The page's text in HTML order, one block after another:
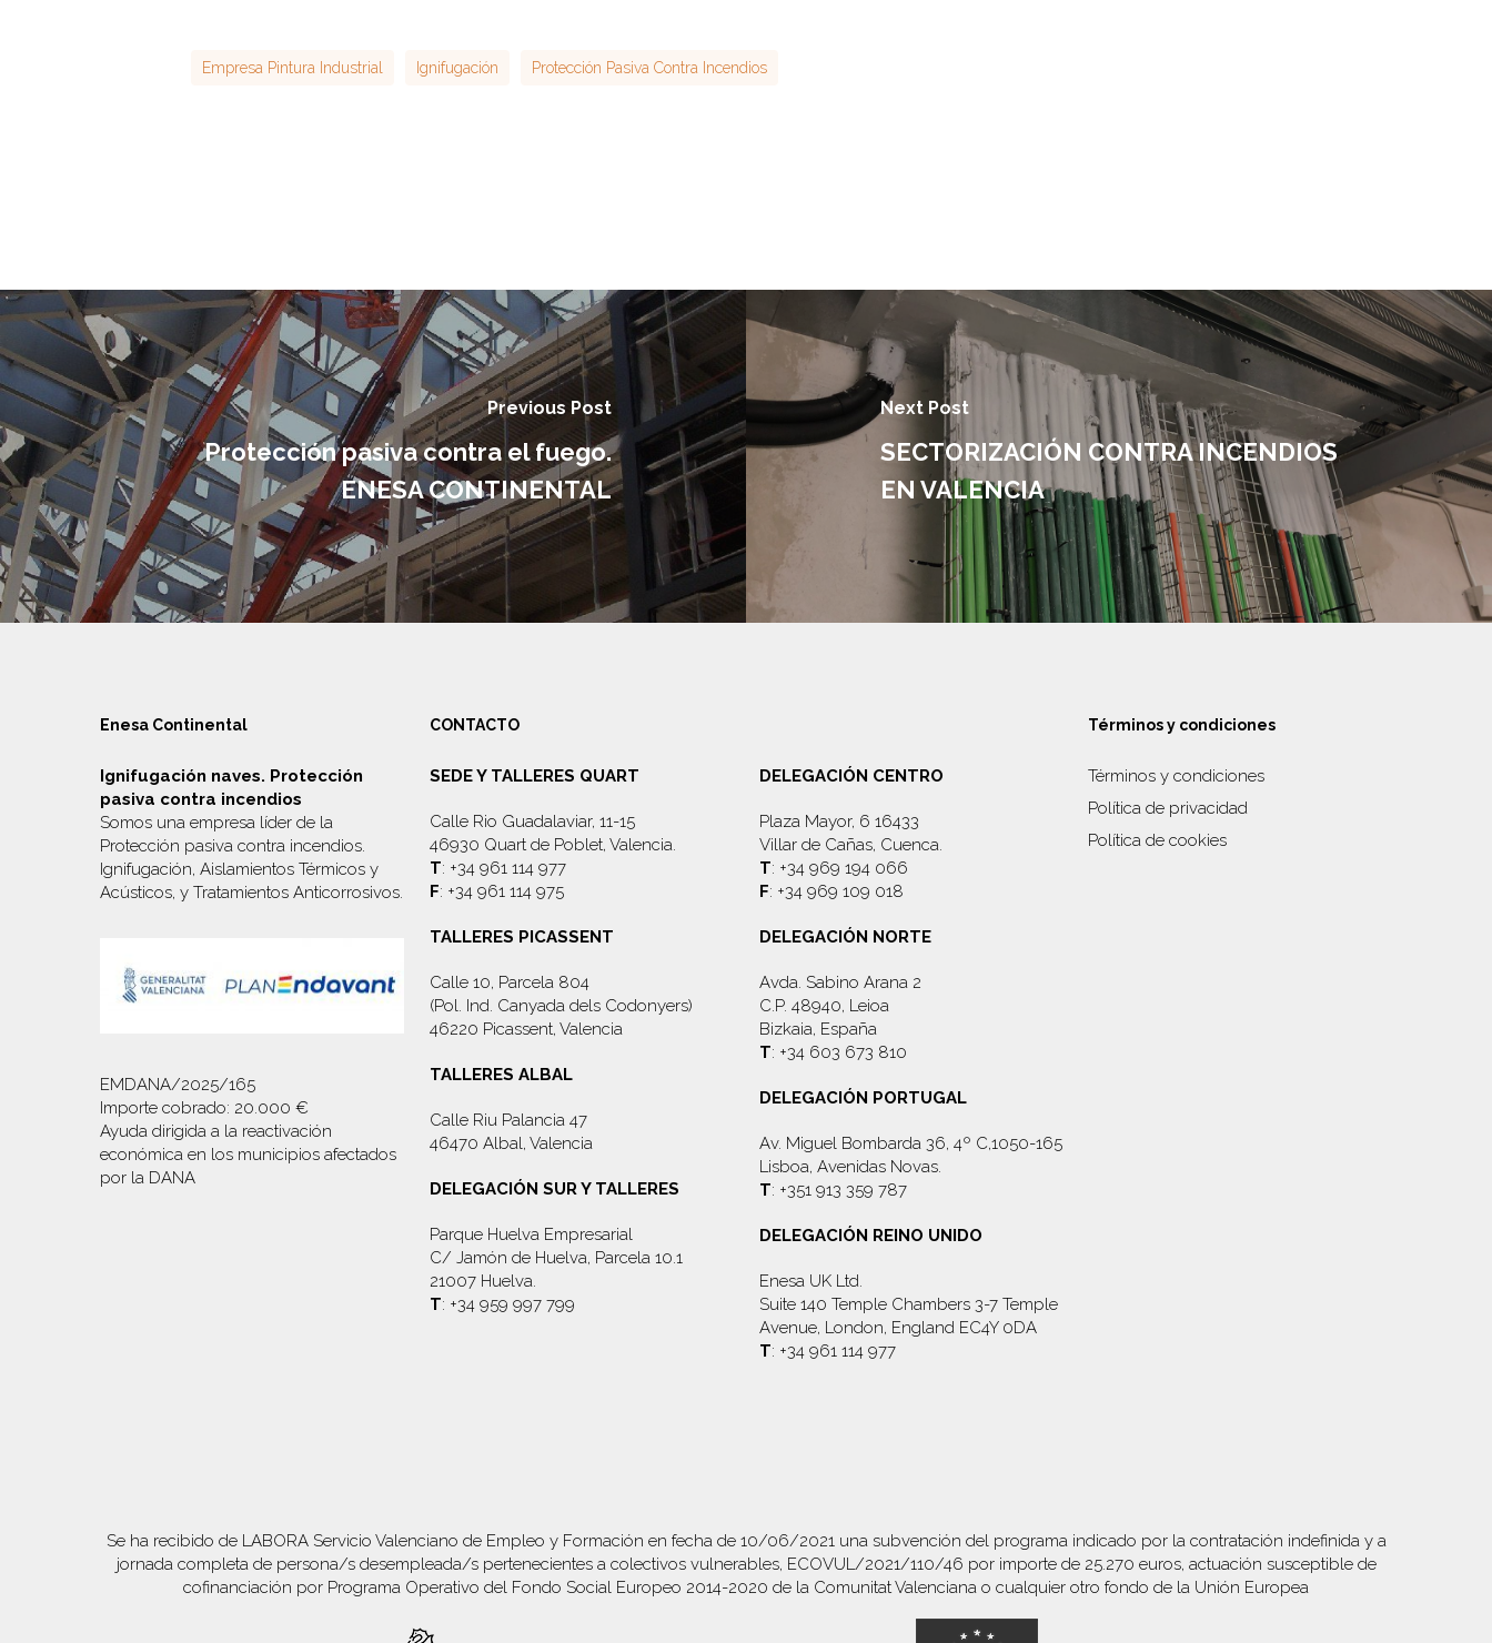
Empresa Pintura Industrial Ignifugación Protección Pasiva Contra Incendios
Previous Post
Protección pasiva contra el fuego.
ENESA CONTINENTAL
Next Post
SECTORIZACIÓN CONTRA INCENDIOS
EN VALENCIA
Enesa Continental
Ignifugación naves. Protección
pasiva contra incendios
Somos una empresa líder de la
Protección pasiva contra incendios.
Ignifugación, Aislamientos Térmicos y
Acústicos, y Tratamientos Anticorrosivos.
EMDANA/2025/165
Importe cobrado: 20.000 €
Ayuda dirigida a la reactivación
económica en los municipios afectados
por la DANA
CONTACTO
SEDE Y TALLERES QUART
Calle Rio Guadalaviar, 11-15
46930 Quart de Poblet, Valencia.
T: +34 961 114 977
F: +34 961 114 975
TALLERES PICASSENT
Calle 10, Parcela 804
(Pol. Ind. Canyada dels Codonyers)
46220 Picassent, Valencia
TALLERES ALBAL
Calle Riu Palancia 47
46470 Albal, Valencia
DELEGACIÓN SUR Y TALLERES
Parque Huelva Empresarial
C/ Jamón de Huelva, Parcela 10.1
21007 Huelva.
T: +34 959 997 799
DELEGACIÓN CENTRO
Plaza Mayor, 6 16433
Villar de Cañas, Cuenca.
T: +34 969 194 066
F: +34 969 109 018
DELEGACIÓN NORTE
Avda. Sabino Arana 2
C.P. 48940, Leioa
Bizkaia, España
T: +34 603 673 810
DELEGACIÓN PORTUGAL
Av. Miguel Bombarda 36, 4º C,1050-165
Lisboa, Avenidas Novas.
T: +351 913 359 787
DELEGACIÓN REINO UNIDO
Enesa UK Ltd.
Suite 140 Temple Chambers 3-7 Temple
Avenue, London, England EC4Y 0DA
T: +34 961 114 977
Términos y condiciones
Términos y condiciones
Política de privacidad
Política de cookies
Se ha recibido de LABORA Servicio Valenciano de Empleo y Formación en fecha de 10/06/2021 una subvención del programa indicado por la contratación indefinida y a
jornada completa de persona/s desempleada/s pertenecientes a colectivos vulnerables, ECOVUL/2021/110/46 por importe de 25.270 euros, actuación susceptible de
cofinanciación por Programa Operativo del Fondo Social Europeo 2014-2020 de la Comunitat Valenciana o cualquier otro fondo de la Unión Europea